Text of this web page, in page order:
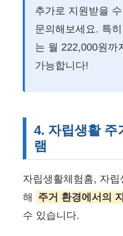
추가로 지원받을
문의해보세요. 특
는 월 222,000원까
가능합니다!
4. 자립생활 주
램
자립생활체험홈, 자
해
주거 환경에서의
수 있습니다.